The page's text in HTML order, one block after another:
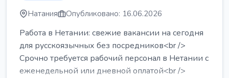
Натания Опубликовано: 16.06.2026
Работа в Нетании: свежие вакансии на сегодня
для русскоязычных без посредников<br />
Срочно требуется рабочий персонал в Нетании с
еженедельной или дневной оплатой<br />